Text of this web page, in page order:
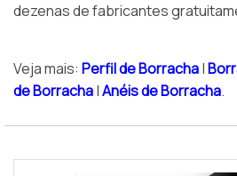
dezenas de fabricantes
Veja mais: Perfil de Borracha|
de Borracha|Anéis de Borracha.